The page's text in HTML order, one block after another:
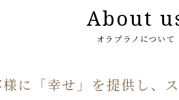
About
オラプラノについて
に「幸せ」を提供し、